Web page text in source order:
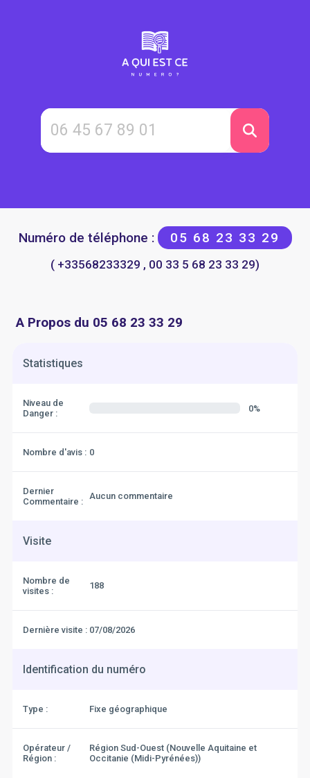
Numéro de téléphone : 05 68 23 33 29
( +33568233329 , 00 33 5 68 23 33 29)
A Propos du 05 68 23 33 29
Statistiques
Niveau de
Danger :
0%
Nombre d'avis : 0
Dernier
Commentaire :
Aucun commentaire
Visite
Nombre de
visites :
188
Dernière visite : 07/08/2026
Identification du numéro
Type : Fixe géographique
Opérateur /
Région :
Région Sud-Ouest (Nouvelle Aquitaine et
Occitanie (Midi-Pyrénées))